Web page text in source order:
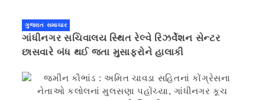
ગુજરાત સમાચાર
ગાંધીનગર સચિવાલય સ્થિત રેલ્વે રિઝર્વેશન સેન્ટર
છાસવારે બંધ થઈ જતા મુસાફરોને હાલાકી